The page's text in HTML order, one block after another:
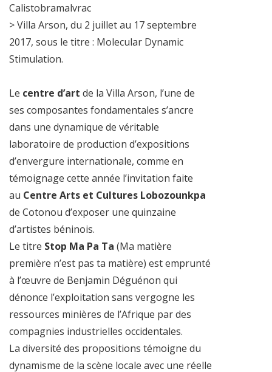
Calistobramalvrac
> Villa Arson, du 2 juillet au 17 septembre
2017, sous le titre : Molecular Dynamic
Stimulation.
Le centre d’art de la Villa Arson, l’une de
ses composantes fondamentales s’ancre
dans une dynamique de véritable
laboratoire de production d’expositions
d’envergure internationale, comme en
témoignage cette année l’invitation faite
au Centre Arts et Cultures Lobozounkpa
de Cotonou d’exposer une quinzaine
d’artistes béninois.
Le titre Stop Ma Pa Ta (Ma matière
première n’est pas ta matière) est emprunté
à l’œuvre de Benjamin Déguénon qui
dénonce l’exploitation sans vergogne les
ressources minières de l’Afrique par des
compagnies industrielles occidentales.
La diversité des propositions témoigne du
dynamisme de la scène locale avec une réelle